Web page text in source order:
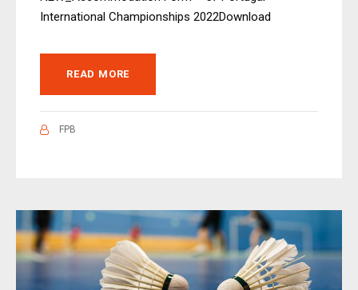
International Championships 2022Download
READ MORE
FPB